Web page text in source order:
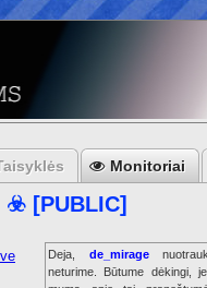
Monitoriai
[PUBLIC]
Deja, de_mirage
neturime. Būtume dėkingi,